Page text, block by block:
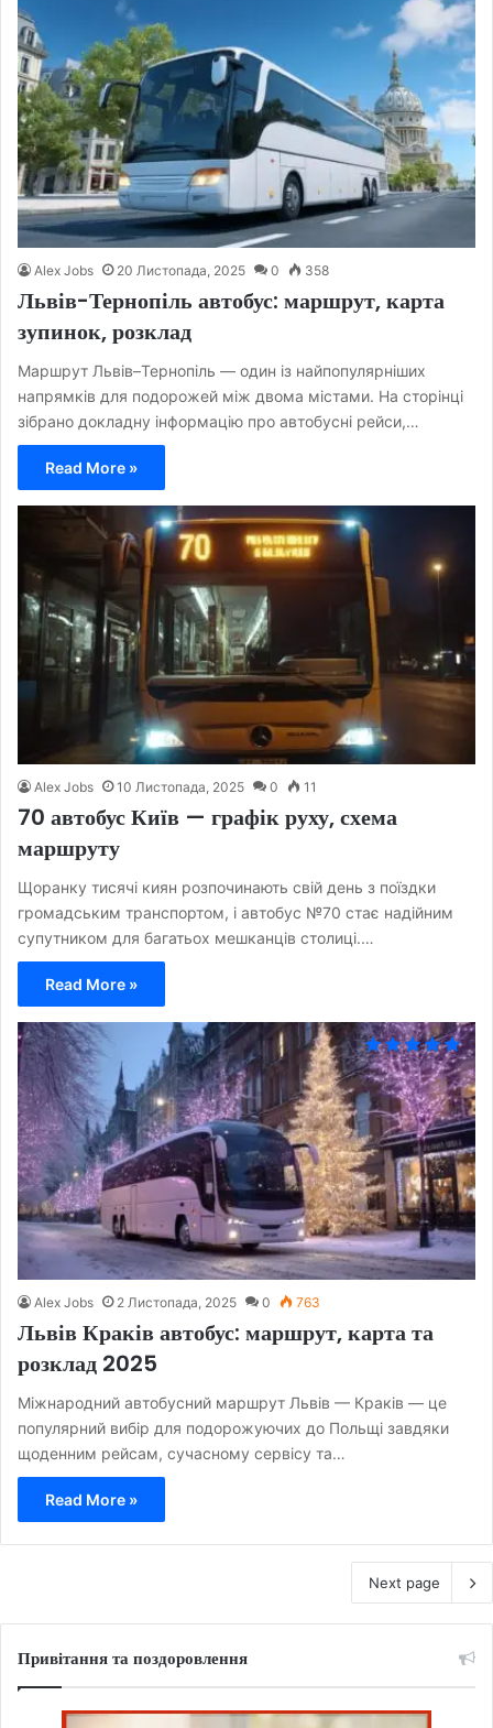
Alex Jobs 20 Листопада, 2025 0 358
Львів-Тернопіль автобус: маршрут, карта
зупинок, розклад
Маршрут Львів–Тернопіль — один із найпопулярніших
напрямків для подорожей між двома містами. На сторінці
зібрано докладну інформацію про автобусні рейси,…
Read More »
Alex Jobs 10 Листопада, 2025 0 11
70 автобус Київ — графік руху, схема
маршруту
Щоранку тисячі киян розпочинають свій день з поїздки
громадським транспортом, і автобус №70 стає надійним
супутником для багатьох мешканців столиці.…
Read More »
Alex Jobs 2 Листопада, 2025 0 763
Львів Краків автобус: маршрут, карта та
розклад 2025
Міжнародний автобусний маршрут Львів — Краків — це
популярний вибір для подорожуючих до Польщі завдяки
щоденним рейсам, сучасному сервісу та…
Read More »
Next page
Привітання та поздоровлення